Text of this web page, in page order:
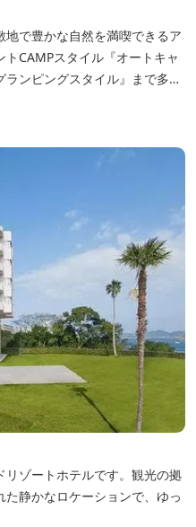
で豊かな自然を満喫できるア
CAMPスタイル『オートキャ
ンピングスタイル』まで多彩
ではキッズイベント＆アクテ
リカンカルチャーを取り入れ
ゾートホテルです。観光の拠
静かなロケーションで、ゆっ